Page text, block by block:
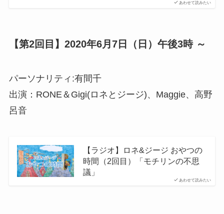
あわせて読みたい
【第2回目】2020年6月7日（日）午後3時 ～
パーソナリティ:有間千
出演：RONE＆Gigi(ロネとジージ)、Maggie、高野
呂音
あわせて読みたい
【ラジオ】ロネ&ジージ おやつの
時間（2回目）「モチリンの不思
議」